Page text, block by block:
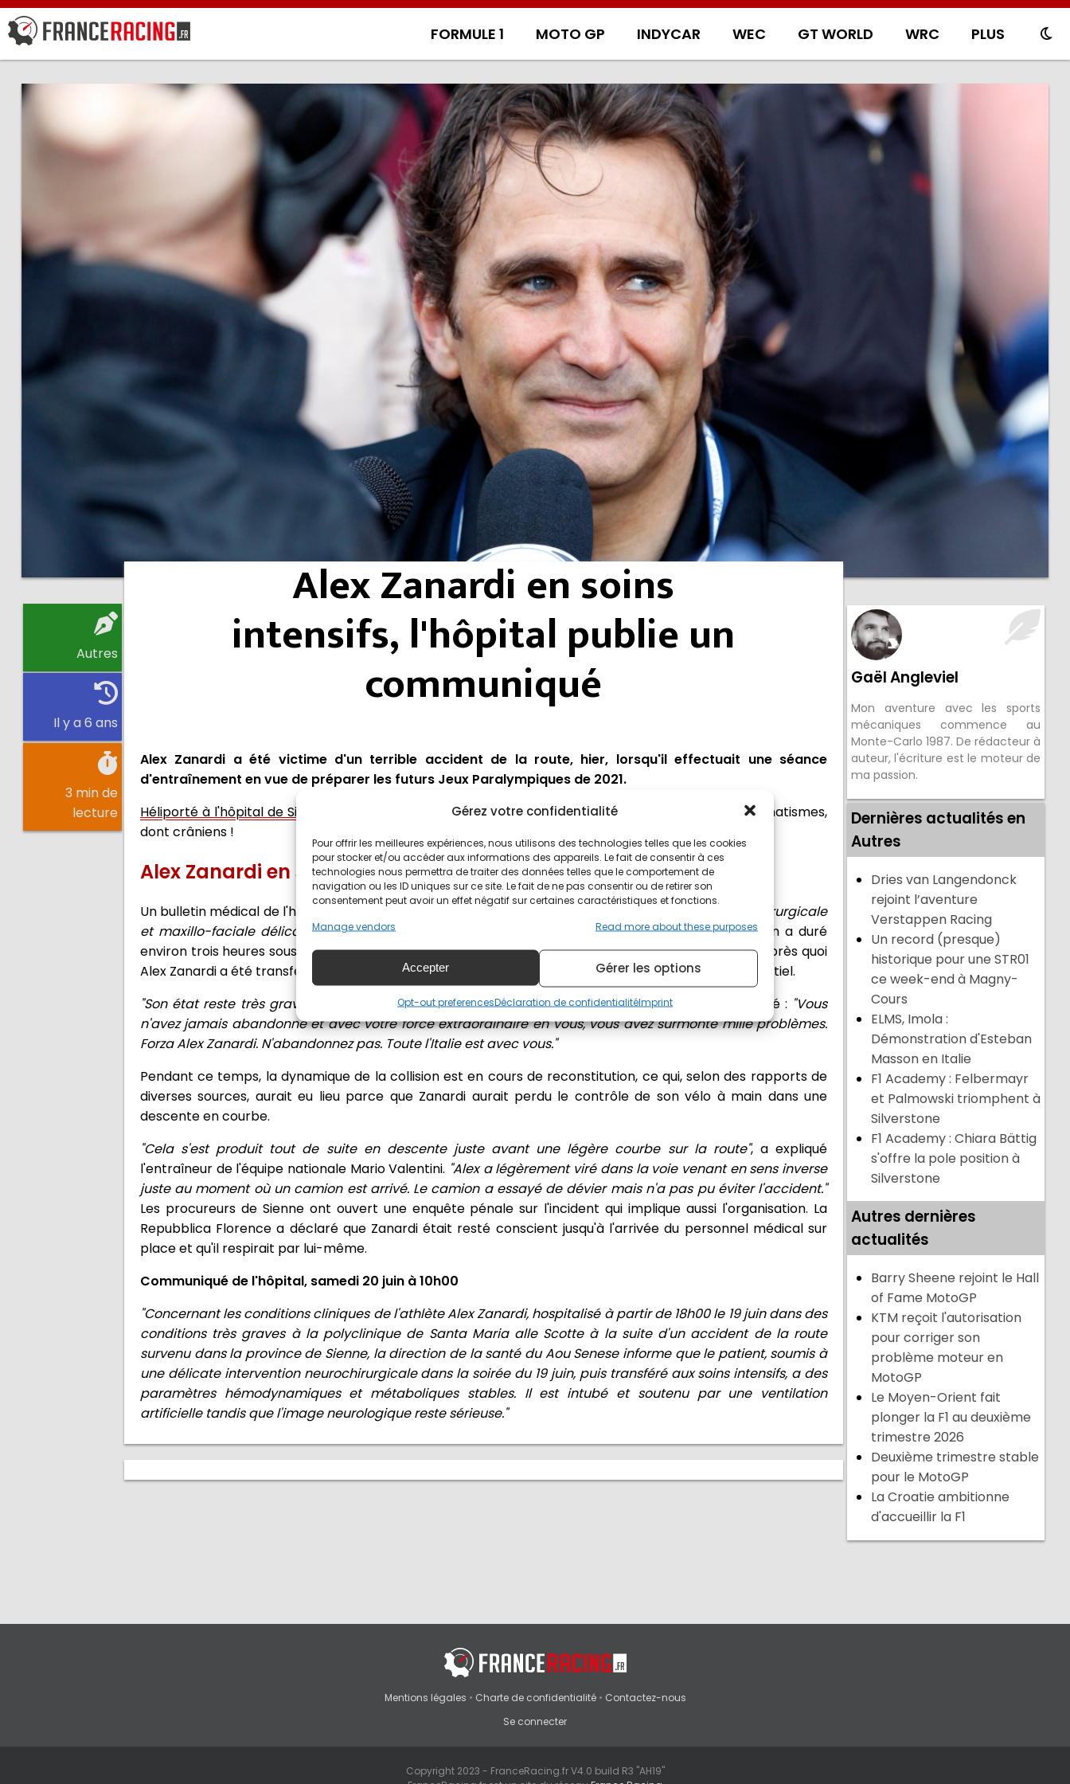
Gérez votre confidentialité
Pour offrir les meilleures expériences, nous utilisons des technologies telles que les cookies
pour stocker et/ou accéder aux informations des appareils. Le fait de consentir à ces
technologies nous permettra de traiter des données telles que le comportement de
navigation ou les ID uniques sur ce site. Le fait de ne pas consentir ou de retirer son
consentement peut avoir un effet négatif sur certaines caractéristiques et fonctions.
Manage vendors
Read more about these purposes
Accepter Gérer les options
Opt-out preferencesDéclaration de confidentialitéImprint
FORMULE 1 MOTO GP INDYCAR WEC GT WORLD WRC PLUS
Autres
Il y a 6 ans
3 min de
lecture
Alex Zanardi en soins
intensifs, l'hôpital publie un
communiqué
Alex Zanardi a été victime d'un terrible accident de la route, hier, lorsqu'il effectuait une séance
d'entraînement en vue de préparer les futurs Jeux Paralympiques de 2021.
Héliporté à l'hôpital de Sienne
, l'athlète italien était dans un état jugé grave avec de multiples traumatismes,
dont crâniens !
Alex Zanardi en soins intensifs
Un bulletin médical de l'hôpital a déclaré que Zanardi avait subi
"une opération de chirurgie neurochirurgicale
et maxillo-faciale délicate de 3 heures"
"graves traumatismes crâniens". L'opération a duré
environ trois heures sous la direction du Dr. Giuseppe Oliveri, chef de la neurochirurgie de l'hôpital, après quoi
Alex Zanardi a été transféré à l'unité de soins intensifs, en réanimation, le pronostic est resté confidentiel.
"Son état reste très grave"
, a déclaré l'hôpital. Le Premier ministre italien Giuseppe Conte a tweeté : "Vous
n'avez jamais abandonné et avec votre force extraordinaire en vous, vous avez surmonté mille problèmes.
Forza Alex Zanardi. N'abandonnez pas. Toute l'Italie est avec vous."
Pendant ce temps, la dynamique de la collision est en cours de reconstitution, ce qui, selon des rapports de
diverses sources, aurait eu lieu parce que Zanardi aurait perdu le contrôle de son vélo à main dans une
descente en courbe.
"Cela s'est produit tout de suite en descente juste avant une légère courbe sur la route", a expliqué
l'entraîneur de l'équipe nationale Mario Valentini. "Alex a légèrement viré dans la voie venant en sens inverse
juste au moment où un camion est arrivé. Le camion a essayé de dévier mais n'a pas pu éviter l'accident."
Les procureurs de Sienne ont ouvert une enquête pénale sur l'incident qui implique aussi l'organisation. La
Repubblica Florence a déclaré que Zanardi était resté conscient jusqu'à l'arrivée du personnel médical sur
place et qu'il respirait par lui-même.
Communiqué de l'hôpital, samedi 20 juin à 10h00
"Concernant les conditions cliniques de l'athlète Alex Zanardi, hospitalisé à partir de 18h00 le 19 juin dans des
conditions très graves à la polyclinique de Santa Maria alle Scotte à la suite d'un accident de la route
survenu dans la province de Sienne, la direction de la santé du Aou Senese informe que le patient, soumis à
une délicate intervention neurochirurgicale dans la soirée du 19 juin, puis transféré aux soins intensifs, a des
paramètres hémodynamiques et métaboliques stables. Il est intubé et soutenu par une ventilation
artificielle tandis que l'image neurologique reste sérieuse."
Gaël Angleviel
Mon aventure avec les sports
mécaniques commence au
Monte-Carlo 1987. De rédacteur à
auteur, l'écriture est le moteur de
ma passion.
Dernières actualités en
Autres
Dries van Langendonck
rejoint l’aventure
Verstappen Racing
Un record (presque)
historique pour une STR01
ce week-end à Magny-
Cours
ELMS, Imola :
Démonstration d'Esteban
Masson en Italie
F1 Academy : Felbermayr
et Palmowski triomphent à
Silverstone
F1 Academy : Chiara Bättig
s'offre la pole position à
Silverstone
Autres dernières
actualités
Barry Sheene rejoint le Hall
of Fame MotoGP
KTM reçoit l'autorisation
pour corriger son
problème moteur en
MotoGP
Le Moyen-Orient fait
plonger la F1 au deuxième
trimestre 2026
Deuxième trimestre stable
pour le MotoGP
La Croatie ambitionne
d'accueillir la F1
Mentions légales • Charte de confidentialité• Contactez-nous
Se connecter
Copyright 2023 - FranceRacing.fr V4.0 build R3 "AH19"